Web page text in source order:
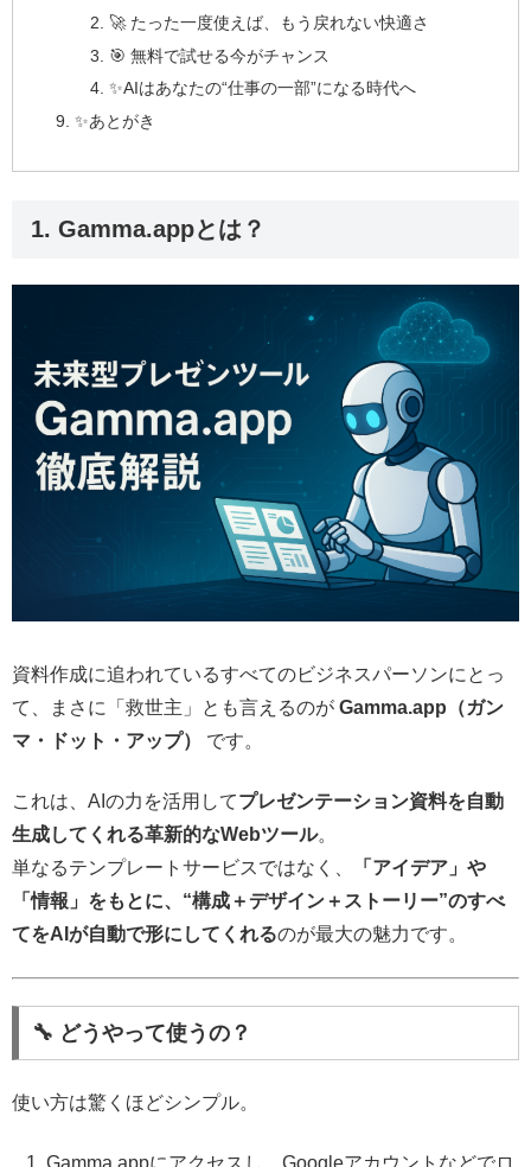
🚀 たった一度使えば、もう戻れない快適さ
🎯 無料で試せる今がチャンス
✨AIはあなたの“仕事の一部”になる時代へ
✨あとがき
1. Gamma.appとは？
資料作成に追われているすべてのビジネスパーソンにとっ
て、まさに「救世主」とも言えるのが Gamma.app（ガン
マ・ドット・アップ）
です。
これは、AIの力を活用してプレゼンテーション資料を自動
生成してくれる革新的なWebツール。
単なるテンプレートサービスではなく、
「アイデア」や
「情報」をもとに、“構成＋デザイン＋ストーリー”のすべ
てをAIが自動で形にしてくれるのが最大の魅力です。
🔧 どうやって使うの？
使い方は驚くほどシンプル。
Gamma.appにアクセスし、Googleアカウントなどでロ